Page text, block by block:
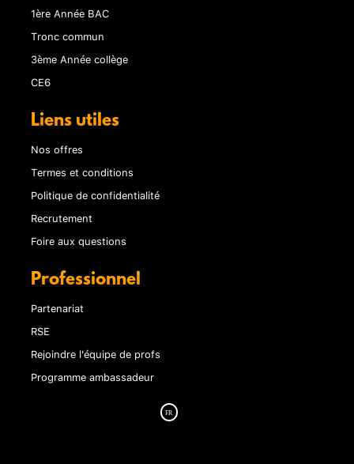
1ère Année BAC
Tronc commun
3ème Année collège
CE6
Liens utiles
Nos offres
Termes et conditions
Politique de confidentialité
Recrutement
Foire aux questions
Professionnel
Partenariat
RSE
Rejoindre l'équipe de profs
Programme ambassadeur